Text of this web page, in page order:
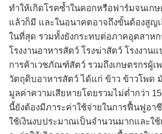
ทำให้เกิดโรคซ้ำในคอกหรือฟาร์มจนเก
แล้วก็มี และในอนาคตอาจถึงขั้นต้องสูญเ
ในที่สุด รวมทั้งยังกระทบต่อภาคอุตสาหก
โรงงานอาหารสัตว์ โรงฆ่าสัตว์ โรงงา
การค้าเวชภัณฑ์สัตว์ รวมถึงเกษตรกรผู้เ
วัตถุดิบอาหารสัตว์ ได้แก่ ข้าว ข้าวโพด
มูลค่าความเสียหายโดยรวมไม่ต่ำกว่า
นี้ยังต้องมีภาระค่าใช้จ่ายในการฟื้นฟูอา
ใช้เงินงบประมาณเป็นจำนวนมากและใ